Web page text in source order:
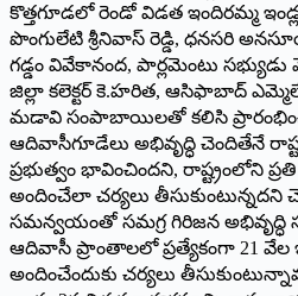
కొత్తగూడలో రెండో విడత ఇందిరమ్మ
పొంగులేటి శ్రీనివాస్ రెడ్డి, ధనసరి
గడ్డం వివేకానంద, పార్లమెంటు సభ్యుడు
జిల్లా కలెక్టర్ కె.హరిత, ఆసిఫాబాద్
మడావి సంపాబాయిలతో కలిసి
ఆదివాసీగూడేలు అభివృద్ధి చెందితేనే
ప్రభుత్వం భావించిందని, రాష్ట్రంలోని
అందించేలా చర్యలు
సమన్వయంతో సమగ్ర గిరిజన అభివృద్ధి
ఆదివాసీ ప్రాంతాలలో ప్రత్యేకంగా 21 వేల
అందించేందుకు చర్యలు